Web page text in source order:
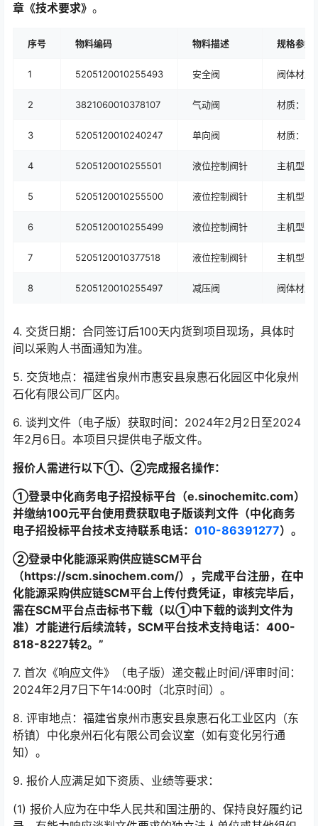
章《技术要求》 。
序号 物料编码 物料描述 规格参数
1 5205120010255493 安全阀 阀体材质
2 3821060010378107 气动阀 材质：
3 5205120010240247 单向阀 材质：
4 5205120010255501 液位控制阀针 主机型号
5 5205120010255500 液位控制阀针 主机型号
6 5205120010255499 液位控制阀针 主机型号
7 5205120010377518 液位控制阀针 主机型号
8 5205120010255497 减压阀 阀体材质
4. 交货日期：合同签订后100天内货到项目现场，具体时
间以采购人书面通知为准。
5. 交货地点：福建省泉州市惠安县泉惠石化园区中化泉州
石化有限公司厂区内。
6. 谈判文件（电子版）获取时间：2024年2月2日至2024
年2月6日。本项目只提供电子版文件。
报价人需进行以下①、 ②完成报名操作：
①登录中化商务电子招投标平台（e.sinochemitc.com）
并缴纳100元平台使用费获取电子版谈判 文件（中化商务
电子招投标平台技术支持联系电话： 010-86391277）。
②登录中化能源采购供应链SCM平台
（https://scm.sinochem.com/），完成平台注册，在中
化能源采购供应链SCM平台上传付费凭证，审核完毕后，
需在SCM平台点击标书下载（以①中下载的谈判 文件为
准）才能进行后续流转，SCM平台技术支持电话：400-
818-8227转2。”
7. 首次《响应文件》（电子版）递交截止时间/评审时间：
2024年2月7日下午14:00时（北京时间）。
8. 评审地点：福建省泉州市惠安县泉惠石化工业区内（东
桥镇）中化泉州石化有限公司会议室（如有变化另行通
知）。
9. 报价人应满足如下资质、业绩等要求：
(1) 报价人应为在中华人民共和国注册的、保持良好履约记